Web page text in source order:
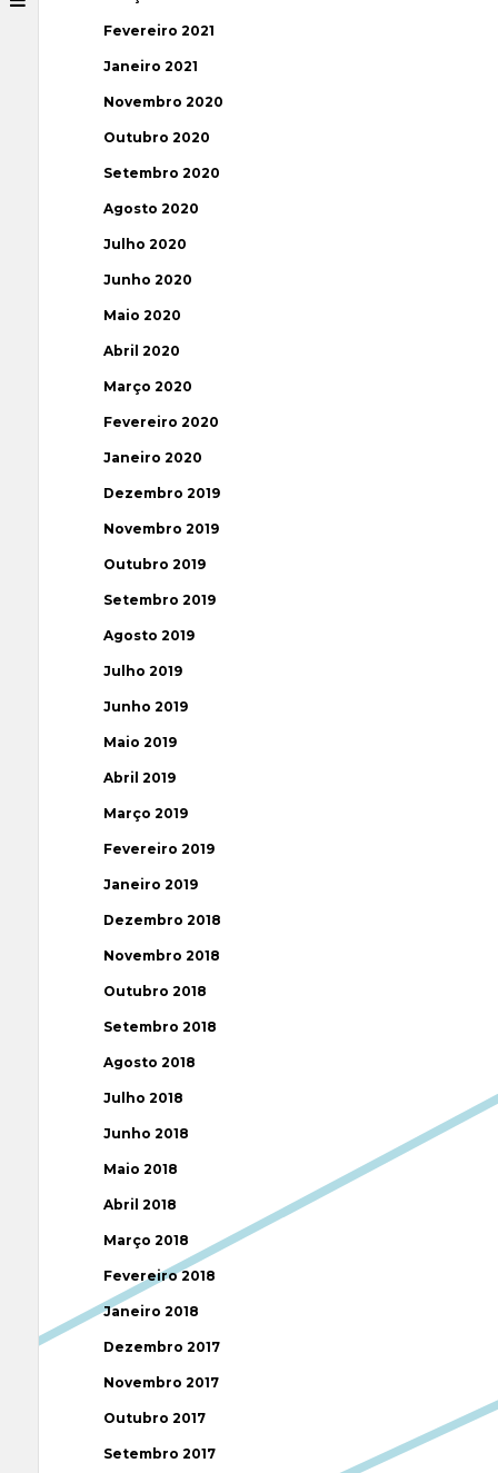
Fevereiro 2021
Janeiro 2021
Novembro 2020
Outubro 2020
Setembro 2020
Agosto 2020
Julho 2020
Junho 2020
Maio 2020
Abril 2020
Março 2020
Fevereiro 2020
Janeiro 2020
Dezembro 2019
Novembro 2019
Outubro 2019
Setembro 2019
Agosto 2019
Julho 2019
Junho 2019
Maio 2019
Abril 2019
Março 2019
Fevereiro 2019
Janeiro 2019
Dezembro 2018
Novembro 2018
Outubro 2018
Setembro 2018
Agosto 2018
Julho 2018
Junho 2018
Maio 2018
Abril 2018
Março 2018
Fevereiro 2018
Janeiro 2018
Dezembro 2017
Novembro 2017
Outubro 2017
Setembro 2017